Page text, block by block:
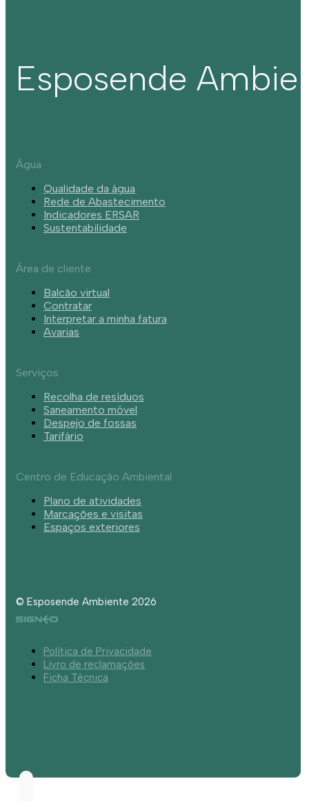
Esposende
Água
Qualidade da água
Rede de Abastecimento
Indicadores ERSAR
Sustentabilidade
Área de cliente
Balcão virtual
Contratar
Interpretar a minha fatura
Avarias
Serviços
Recolha de resíduos
Saneamento móvel
Despejo de fossas
Tarifário
Centro de Educação Ambiental
Plano de atividades
Marcações e visitas
Espaços exteriores
© Esposende Ambiente 2026
Política de Privacidade
Livro de reclamações
Ficha Técnica